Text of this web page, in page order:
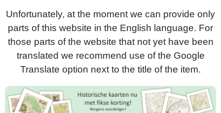
Unfortunately, at the moment we can provide only
parts of this website in the English language. For
those parts of the website that not yet have been
translated we recommend use of the Google
Translate option next to the title of the item.